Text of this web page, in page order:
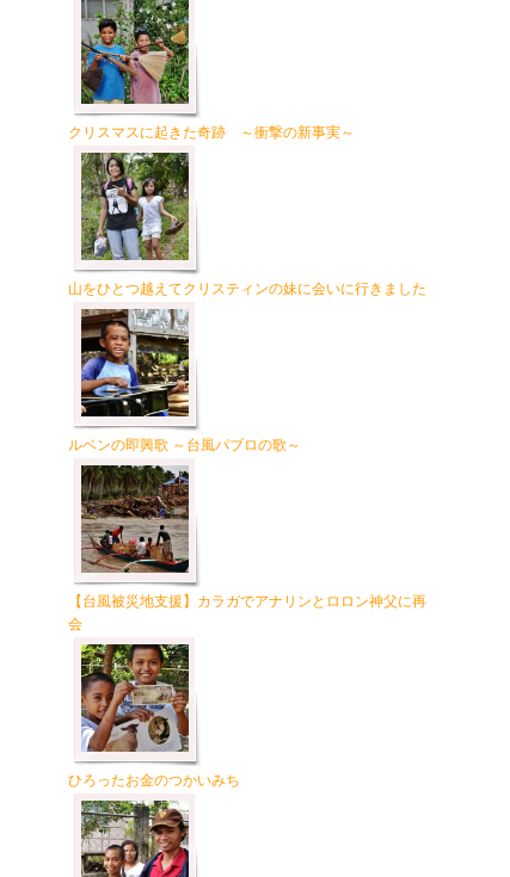
クリスマスに起きた奇跡 ～衝撃の新事実～
山をひとつ越えてクリスティンの妹に会いに行きました
ルベンの即興歌 ～台風パブロの歌～
【台風被災地支援】カラガでアナリンとロロン神父に再
会
ひろったお金のつかいみち